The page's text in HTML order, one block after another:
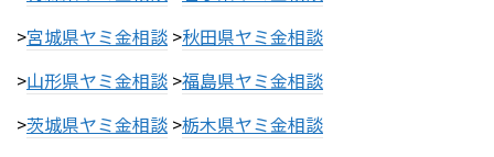
>宮城県ヤミ金相談 >秋田県ヤミ金相談
>山形県ヤミ金相談 >福島県ヤミ金相談
>茨城県ヤミ金相談 >栃木県ヤミ金相談